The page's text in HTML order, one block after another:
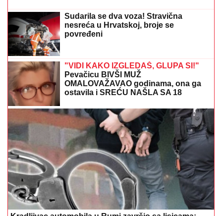
"SKUPLJAM APETIT OKOLO, A JEDEM KOD KUĆE"
Našem pevaču žena oprostila sve afere: "Ne mogu da
kažem da nisam pogledao drugu"
"HITNO PODNOSIMO PRIJAVU ZA
KRIVIČNO DELO"
Oglasio se advokat
Jelene Radanović nakon jezivih pretnji
koje je dobila od Ane Nikolić: "To je
sramno"
(FOTO, VIDEO) OVO JE ZORAN
OSUMNJIČEN ZA UBISTVO SVOJE
MAJKE NA NOVOM BEOGRADU!
Policija ga izvela bosog, KRVAVIH
nogu sa lisicama na rukama, ušao u
kola Hitne pomoći